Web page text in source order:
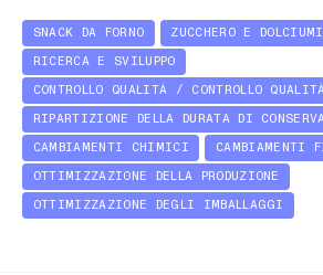
SNACK DA FORNO
ZUCCHERO E DOLCIUMI
RICERCA E SVILUPPO
CONTROLLO QUALITÀ / CONTROLLO
RIPARTIZIONE DELLA DURATA DI
CAMBIAMENTI CHIMICI
CAMBIAMENTI
OTTIMIZZAZIONE DELLA PRODUZIONE
OTTIMIZZAZIONE DEGLI IMBALLAGGI